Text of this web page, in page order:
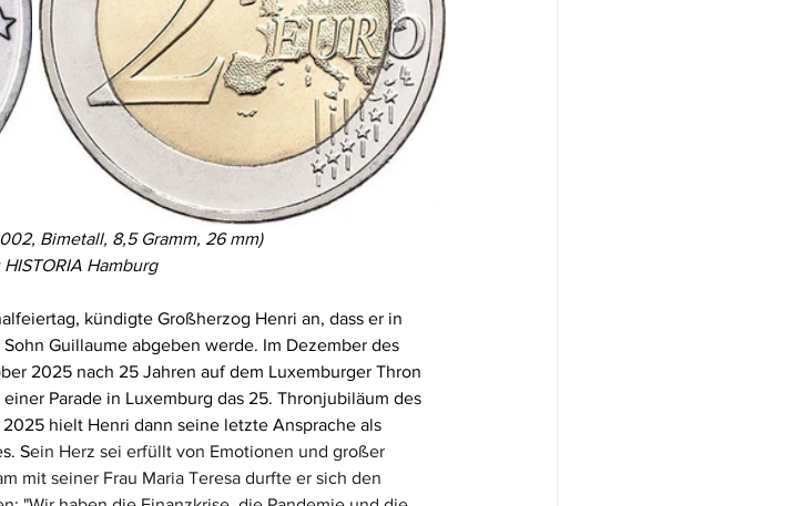
Bimetall, 8,5 Gramm, 26 mm)
Hamburg
kündigte Großherzog Henri an, dass er in
Guillaume abgeben werde. Im Dezember des
2025 nach 25 Jahren auf dem Luxemburger Thron
Parade in Luxemburg das 25. Thronjubiläum des
hielt Henri dann seine letzte Ansprache als
Sein Herz sei erfüllt von Emotionen und großer
mit seiner Frau Maria Teresa durfte er sich den